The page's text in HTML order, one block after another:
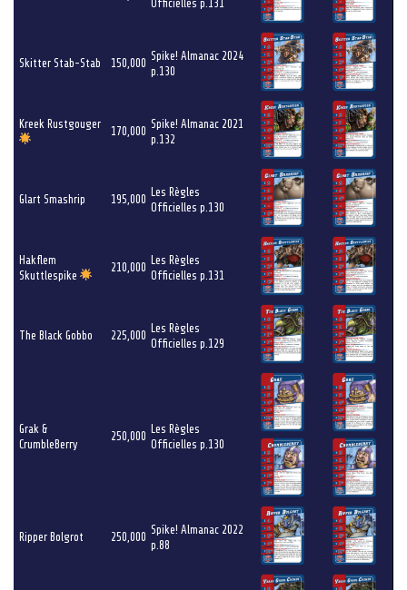
Officielles p.131
Skitter Stab-Stab 150,000
Spike! Almanac 2024
p.130
Kreek Rustgouger
170,000
Spike! Almanac 2021
p.132
Glart Smashrip 195,000
Les Règles
Officielles p.130
Hakflem
Skuttlespike
210,000
Les Règles
Officielles p.131
The Black Gobbo 225,000
Les Règles
Officielles p.129
Grak &
CrumbleBerry
250,000
Les Règles
Officielles p.130
Ripper Bolgrot 250,000
Spike! Almanac 2022
p.88